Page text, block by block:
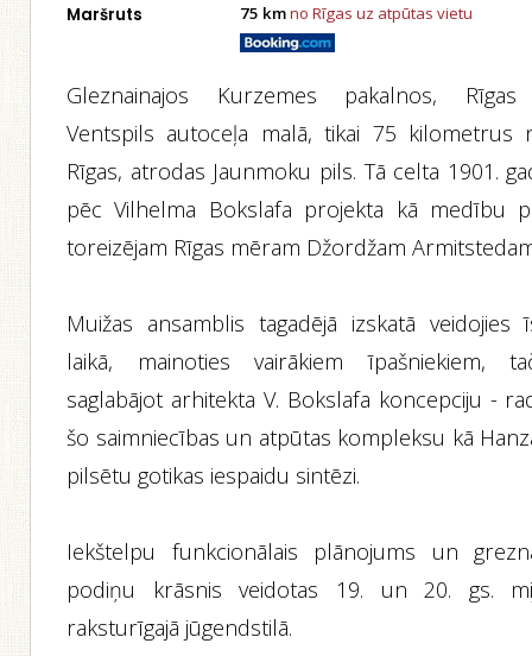
Maršruts 75 kmno Rīgas uz atpūtas vietu
Gleznainajos Kurzemes pakalnos,
Ventspils autoceļa malā, tikai 75 kilometrus
Rīgas, atrodas Jaunmoku pils. Tā celta 1901.
pēc Vilhelma Bokslafa projekta kā medību
toreizējam Rīgas mēram Džordžam
Muižas ansamblis tagadējā izskatā veidojies
laikā, mainoties vairākiem īpašniekiem,
saglabājot arhitekta V. Bokslafa koncepciju -
šo saimniecības un atpūtas kompleksu kā
pilsētu gotikas iespaidu sintēzi.
Iekštelpu funkcionālais plānojums un
podiņu krāsnis veidotas 19. un 20. gs.
raksturīgajā jūgendstilā.